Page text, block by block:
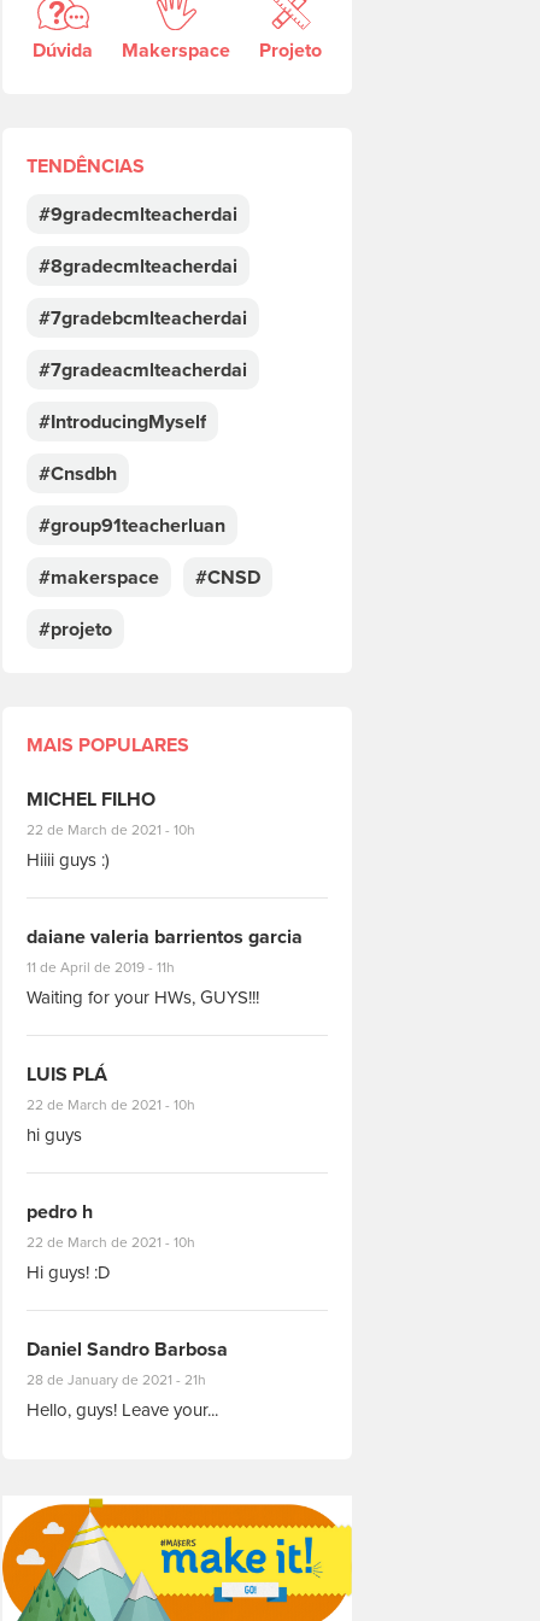
Dúvida Makerspace Projeto
TENDÊNCIAS
#9gradecmlteacherdai
#8gradecmlteacherdai
#7gradebcmlteacherdai
#7gradeacmlteacherdai
#IntroducingMyself
#Cnsdbh
#group91teacherluan
#makerspace
#CNSD
#projeto
MAIS POPULARES
MICHEL FILHO
22 de March de 2021 - 10h
Hiiii guys :)
daiane valeria barrientos garcia
11 de April de 2019 - 11h
Waiting for your HWs, GUYS!!!
LUIS PLÁ
22 de March de 2021 - 10h
hi guys
pedro h
22 de March de 2021 - 10h
Hi guys! :D
Daniel Sandro Barbosa
28 de January de 2021 - 21h
Hello, guys! Leave your...